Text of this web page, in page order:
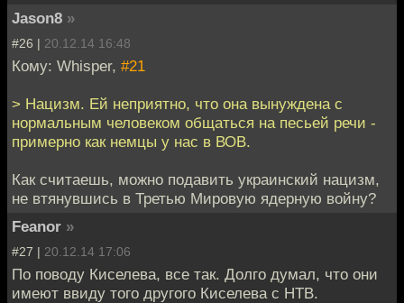
Jason8 »
#26 | 20.12.14 16:48
Кому: Whisper, #21
> Нацизм. Ей неприятно, что она вынуждена с
нормальным человеком общаться на песьей речи -
примерно как немцы у нас в ВОВ.
Как считаешь, можно подавить украинский нацизм,
не втянувшись в Третью Мировую ядерную войну?
Feanor »
#27 | 20.12.14 17:06
По поводу Киселева, все так. Долго думал, что они
имеют ввиду того другого Киселева с НТВ.